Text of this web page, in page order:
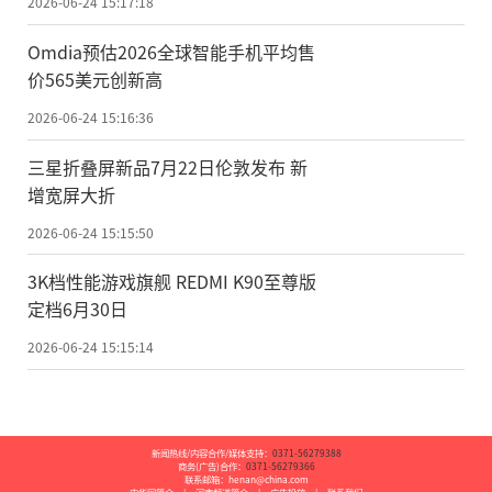
Omdia预估2026全球智能手机平均售
价565美元创新高
2026-06-24 15:16:36
三星折叠屏新品7月22日伦敦发布 新
增宽屏大折
2026-06-24 15:15:50
3K档性能游戏旗舰 REDMI K90至尊版
定档6月30日
2026-06-24 15:15:14
新闻热线/内容合作/媒体支持： 0371-56279388
商务(广告)合作： 0371-56279366
联系邮箱：henan@china.com